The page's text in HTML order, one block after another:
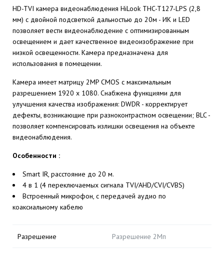
HD-TVI камера видеонаблюдения HiLook THC-T127-LPS (2,8
мм) с двойной подсветкой дальностью до 20м - ИК и LED
позволяет вести видеонаблюдение с оптимизированным
освещением и дает качественное видеоизображение при
низкой освещенности. Камера предназначена для
использования в помещении.
Камера имеет матрицу 2MP CMOS с максимальным
разрешением 1920 x 1080. Снабжена функциями для
улучшения качества изображения: DWDR - корректирует
дефекты, возникающие при разноконтрастном освещении; BLC -
позволяет компенсировать излишки освещения на объекте
видеонаблюдения.
Особенности :
Smart IR, расстояние до 20 м.
4 в 1 (4 переключаемых сигнала TVI/AHD/CVI/CVBS)
Встроенный микрофон, с передачей аудио по
коаксиальному кабелю
Разрешение Разрешение 2Мп